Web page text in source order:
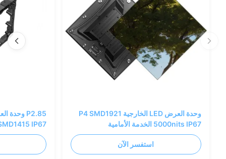
وحدة العرض LED الخارجية P4 SMD1921
5000nits IP67 الخدمة الأمامية
320x320mm
استفسر الآن
320x320mm